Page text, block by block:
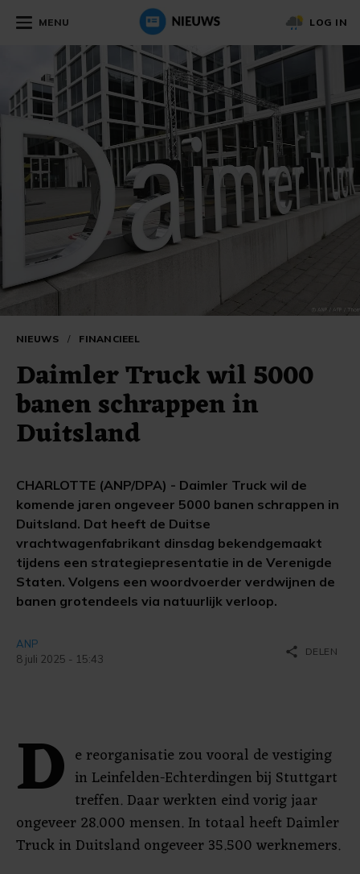
MENU LOG IN
NIEUWS / FINANCIEEL
Daimler Truck wil 5000
banen schrappen in
Duitsland
CHARLOTTE (ANP/DPA) - Daimler Truck wil de
komende jaren ongeveer 5000 banen schrappen in
Duitsland. Dat heeft de Duitse
vrachtwagenfabrikant dinsdag bekendgemaakt
tijdens een strategiepresentatie in de Verenigde
Staten. Volgens een woordvoerder verdwijnen de
banen grotendeels via natuurlijk verloop.
ANP
8 juli 2025 - 15:43
share DELEN
D e reorganisatie zou vooral de vestiging
in Leinfelden-Echterdingen bij Stuttgart
treffen. Daar werkten eind vorig jaar
ongeveer 28.000 mensen. In totaal heeft Daimler
Truck in Duitsland ongeveer 35.500 werknemers.